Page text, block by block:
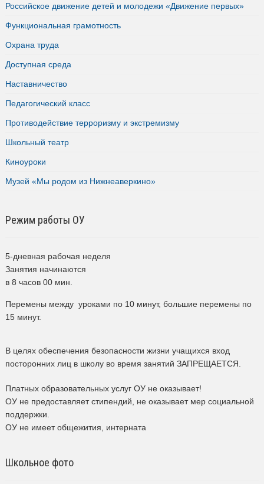
Российское движение детей и молодежи «Движение первых»
Функциональная грамотность
Охрана труда
Доступная среда
Наставничество
Педагогический класс
Противодействие терроризму и экстремизму
Школьный театр
Киноуроки
Музей «Мы родом из Нижнеаверкино»
Режим работы ОУ
5-дневная рабочая неделя
Занятия начинаются
в 8 часов 00 мин.
Перемены между уроками по 10 минут, большие перемены по
15 минут.
В целях обеспечения безопасности жизни учащихся вход
посторонних лиц в школу во время занятий ЗАПРЕЩАЕТСЯ.
Платных образовательных услуг ОУ не оказывает!
ОУ не предоставляет стипендий, не оказывает мер социальной
поддержки.
ОУ не имеет общежития, интерната
Школьное фото